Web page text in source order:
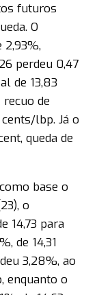
futuros
O
2,93%,
perdeu 0,47
de 13,83
de
lbp. Já o
queda de
base o
o
14,73 para
de 14,31
3,28%, ao
enquanto o